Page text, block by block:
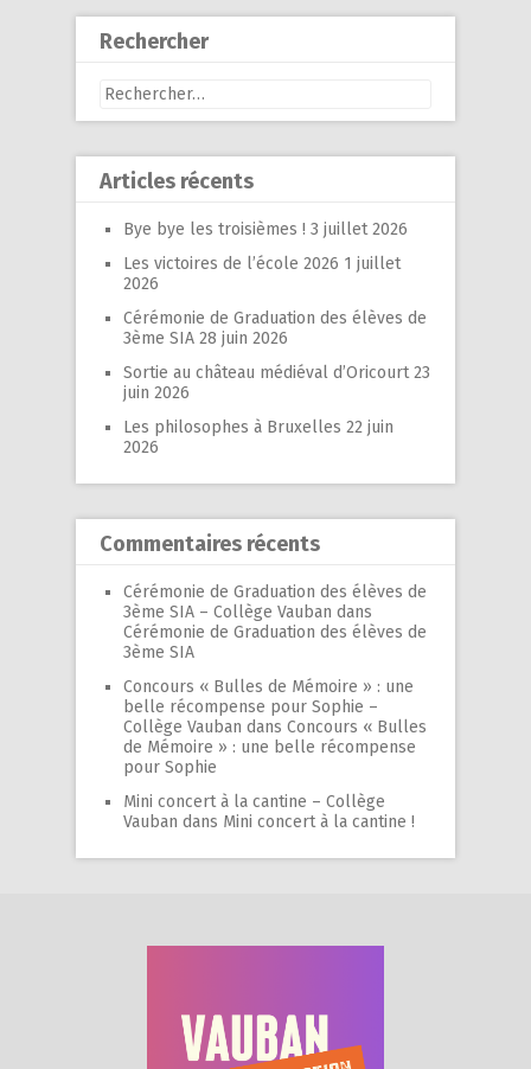
Rechercher
Rechercher :
Articles récents
Bye bye les troisièmes ! 3 juillet 2026
Les victoires de l’école 2026 1 juillet
2026
Cérémonie de Graduation des élèves de
3ème SIA 28 juin 2026
Sortie au château médiéval d’Oricourt 23
juin 2026
Les philosophes à Bruxelles 22 juin
2026
Commentaires récents
Cérémonie de Graduation des élèves de
3ème SIA – Collège Vauban dans
Cérémonie de Graduation des élèves de
3ème SIA
Concours « Bulles de Mémoire » : une
belle récompense pour Sophie –
Collège Vauban dans Concours « Bulles
de Mémoire » : une belle récompense
pour Sophie
Mini concert à la cantine – Collège
Vauban dans Mini concert à la cantine !